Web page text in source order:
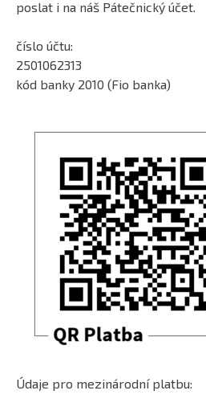
poslat i na náš Pátečnický účet.
číslo účtu:
2501062313
kód banky 2010 (Fio banka)
Údaje pro mezinárodní platbu: